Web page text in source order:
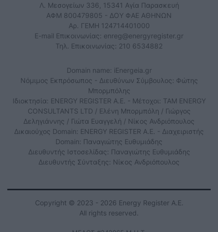
Λ. Μεσογείων 336, 15341 Αγία Παρασκευή
ΑΦΜ 800479805 - ΔΟΥ ΦΑΕ ΑΘΗΝΩΝ
Αρ. ΓΕΜΗ 124714401000
E-mail Επικοινωνίας: enreg@energyregister.gr
Τηλ. Επικοινωνίας: 210 6534882
Domain name: iEnergeia.gr
Νόμιμος Εκπρόσωπος - Διευθύνων Σύμβουλος: Φώτης
Μπορμπόλης
Ιδιοκτησία: ENERGY REGISTER Α.Ε. - Μέτοχοι: TAM ENERGY
CONSULTANTS LTD / Ελένη Μπορμπόλη / Γιώργος
Δεληγιάννης / Γιώτα Ευαγγελή / Νίκος Ανδριόπουλος
Δικαιούχος Domain: ENERGY REGISTER Α.Ε. - Διαχειριστής
Domain: Παναγιώτης Ευθυμιάδης
Διευθυντής Ιστοσελίδας: Παναγιώτης Ευθυμιάδης
Διευθυντής Σύνταξης: Νίκος Ανδριόπουλος
Copyright © 2023 - 2026 Energy Register Α.Ε.
All rights reserved.